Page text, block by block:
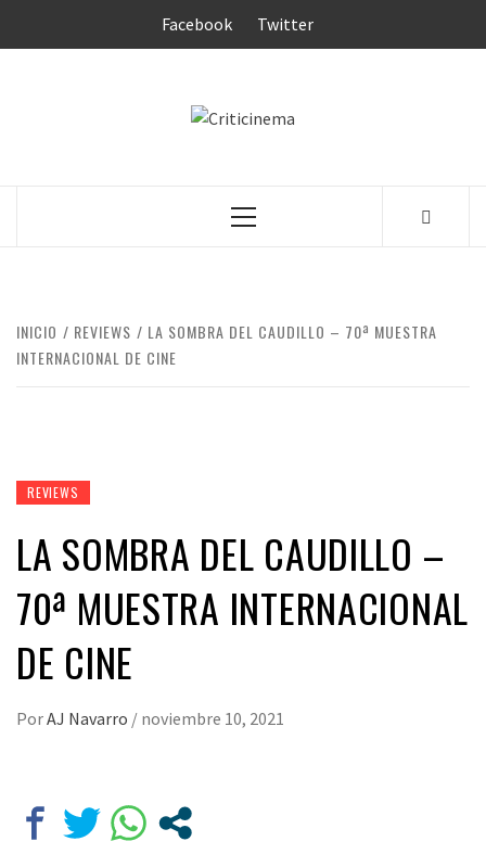
Facebook Twitter
Menú
INICIO REVIEWS
LA SOMBRA DEL CAUDILLO – 70ª MUESTRA
INTERNACIONAL DE CINE
REVIEWS
LA SOMBRA DEL CAUDILLO –
70ª MUESTRA INTERNACIONAL
DE CINE
PorAJ Navarro / noviembre 10, 2021